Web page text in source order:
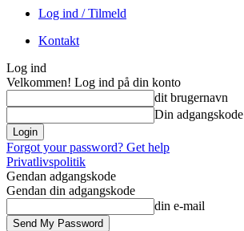
Log ind / Tilmeld
Kontakt
Log ind
Velkommen! Log ind på din konto
dit brugernavn
Din adgangskode
Forgot your password? Get help
Privatlivspolitik
Gendan adgangskode
Gendan din adgangskode
din e-mail